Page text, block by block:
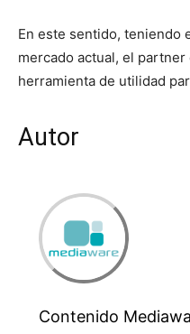
En este sentido, teniendo
mercado actual, el
herramienta de utilidad
Autor
Contenido